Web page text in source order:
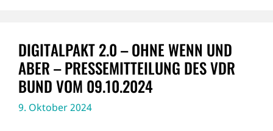
DIGITALPAKT 2.0 – OHNE WENN UND
ABER – PRESSEMITTEILUNG DES VDR
BUND VOM 09.10.2024
9. Oktober 2024